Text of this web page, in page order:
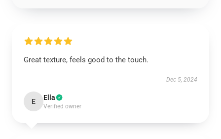
Great texture, feels good to the touch.
Dec 5, 2024
E Ella
Verified owner